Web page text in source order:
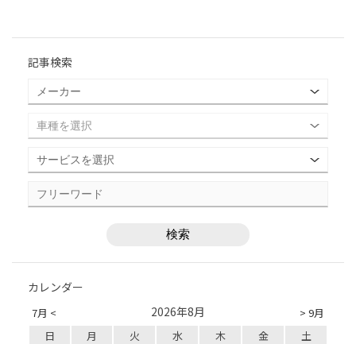
記事検索
カレンダー
7月 < > 9月
2026年8月
日 月 火 水 木 金
土